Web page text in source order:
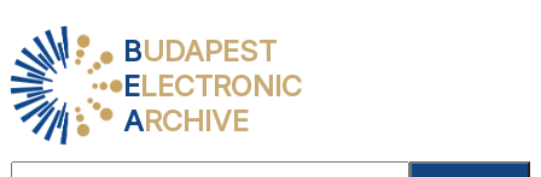
BUDAPEST
ELECTRONIC
ARCHIVE